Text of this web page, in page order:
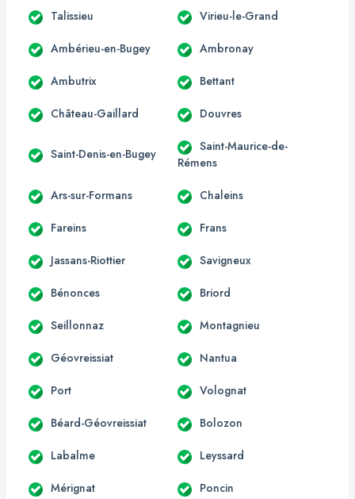
Talissieu Virieu-le-Grand
Ambérieu-en-Bugey Ambronay
Ambutrix Bettant
Château-Gaillard Douvres
Saint-Denis-en-Bugey
Saint-Maurice-de-
Rémens
Ars-sur-Formans Chaleins
Fareins Frans
Jassans-Riottier Savigneux
Bénonces Briord
Seillonnaz Montagnieu
Géovreissiat Nantua
Port Volognat
Béard-Géovreissiat Bolozon
Labalme Leyssard
Mérignat Poncin